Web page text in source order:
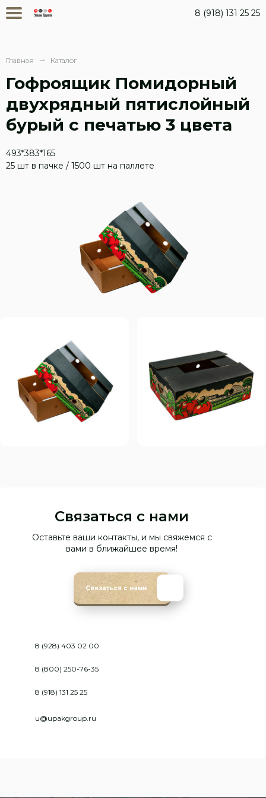
Перейти
8 (918) 131 25 25
Строка
Главная Каталог
Гофроящик Помидорный
двухрядный пятислойный
бурый с печатью 3 цвета
493*383*165
25 шт в пачке / 1500 шт на паллете
Связаться с нами
Оставьте ваши контакты, и мы свяжемся с
вами в ближайшее время!
Связаться с нами
8 (928) 403 02 00
8 (800) 250-76-35
8 (918) 131 25 25
u@upakgroup.ru